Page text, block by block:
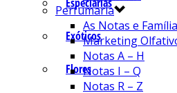
Exóticos
Flores
Perfumaria
As Notas e
Marketing
Notas A – H
Notas I – Q
Notas R – Z